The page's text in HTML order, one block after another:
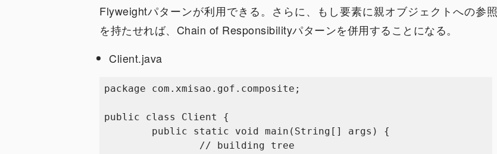
Flyweightパターンが利用できる。さらに、もし要素に親オブジェクトへの参照
を持たせれば、Chain of Responsibilityパターンを併用することになる。
Client.java
package com.xmisao.gof.composite;
public class Client {